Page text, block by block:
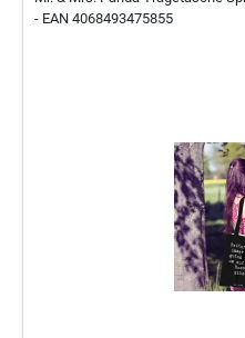
- EAN 4068493475855